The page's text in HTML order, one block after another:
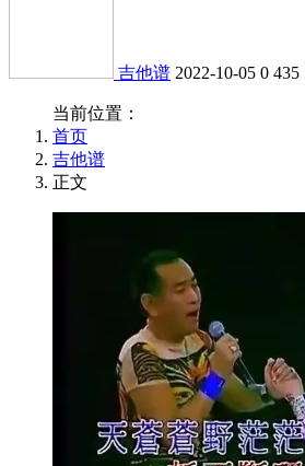
吉他谱 2022-10-05 0 435
当前位置：
首页
吉他谱
正文